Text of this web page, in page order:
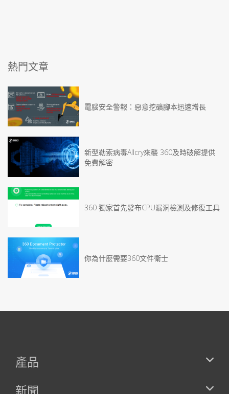
熱門文章
電腦安全警報：惡意挖礦腳本迅速增長
新型勒索病毒Allcry來襲 360及時破解提供
免費解密
360 獨家首先發布CPU漏洞檢測及修復工具
你為什麼需要360文件衛士
產品
新聞